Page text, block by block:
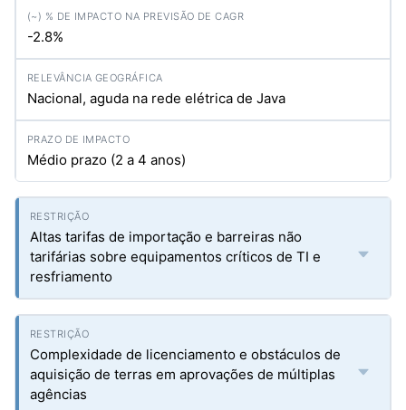
-2.8%
Nacional, aguda na rede elétrica de Java
Médio prazo (2 a 4 anos)
Altas tarifas de importação e barreiras não
tarifárias sobre equipamentos críticos de TI e
resfriamento
Complexidade de licenciamento e obstáculos de
aquisição de terras em aprovações de múltiplas
agências